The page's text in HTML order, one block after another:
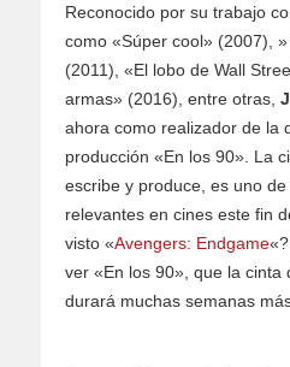
Reconocido por su trabajo
como «Súper cool» (2007),
(2011), «El lobo de Wall
armas» (2016), entre otras,
ahora como realizador de la
producción «En los 90». La
escribe y produce, es uno
relevantes en cines este fin
visto «Avengers: Endgame
ver «En los 90», que la cinta
durará muchas semanas